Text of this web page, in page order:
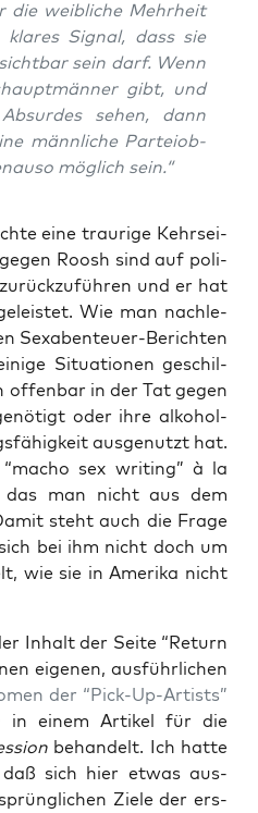
die weib­li­che Mehr­heit
Signal, dass sie
sein darf. Wenn
gibt, und
sehen, dann
männ­li­che Par­tei­ob­
mög­lich sein.“
eine trau­ri­ge Kehr­sei­
Roosh sind auf poli­
und er hat
Wie man nach­le­
Sex­aben­teu­er-Berich­ten
Situa­tio­nen geschil­
offen­bar in der Tat gegen
oder ihre alko­hol­
aus­ge­nutzt hat.
sex wri­ting” à la
man nicht aus dem
steht auch die Fra­ge
bei ihm nicht doch um
wie sie in Ame­ri­ka nicht
Inhalt der Sei­te “Return
eige­nen, aus­führ­li­chen
der “Pick-Up-Artists”
in einem Arti­kel für die
behan­delt. Ich hat­te
sich hier etwas aus­
Zie­le der ers­